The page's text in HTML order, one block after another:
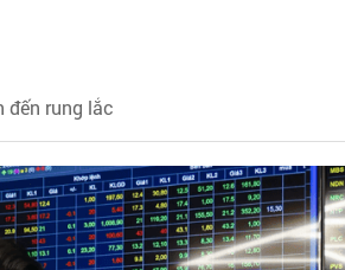
đến rung lắc